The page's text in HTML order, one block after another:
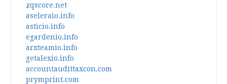
zqscore.net
aseleraio.info
asticio.info
egardenio.info
arxteamio.info
getalexio.info
accountaudittaxcon.com
prymprint.com